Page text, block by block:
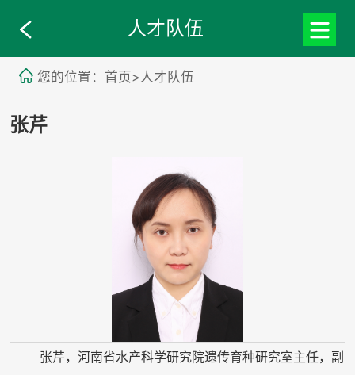
人才队伍
您的位置：首页>人才队伍
张芹
张芹，河南省水产科学研究院遗传育种研究室主任，副